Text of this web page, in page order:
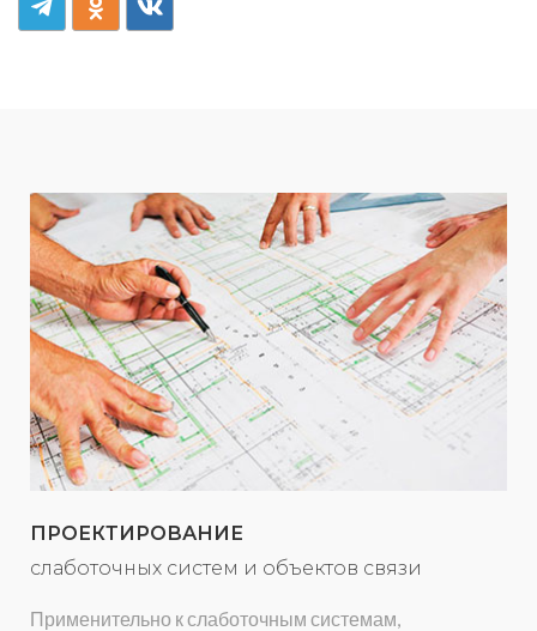
ПРОЕКТИРОВАНИЕ
слаботочных систем и объектов связи
Применительно к слаботочным системам,